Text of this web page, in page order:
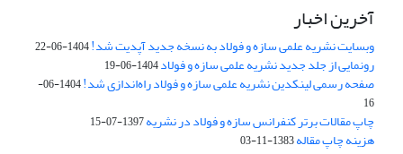
آخرین اخبار
وبسایت نشریه علمی سازه و فولاد به نسخه جدید آپدیت شد!1404-06-22
رونمایی از جلد جدید نشریه علمی سازه و فولاد1404-06-19
صفحه رسمی لینکدین نشریه علمی سازه و فولاد راه‌اندازی شد!
1404-06-
16
چاپ مقالات برتر کنفرانس سازه و فولاد در نشریه1397-07-15
هزینه چاپ مقاله1383-11-03